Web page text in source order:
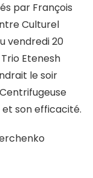
par François
Culturel
vendredi 20
Etenesh
le soir
son efficacité.